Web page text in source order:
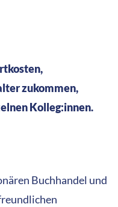
zukommen,
Kolleg:innen.
Buchhandel und